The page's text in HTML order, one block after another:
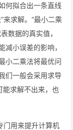
何拟合出一条直线
来求解。“最小二乘
数据的真实值，
小误差的影响，
小二乘法将最优问
们一般会采用求导
能求解不出来，也
门用来提升计算机